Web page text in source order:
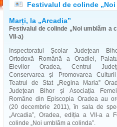
Festivalul de colinde
Marți, la „Arcadia”
Festivalul de colinde „Noi umblăm a
VII-a)
Inspectoratul Școlar Județean
Ortodoxă Română a Oradiei,
Elevilor Oradea, Centrul
Conservarea și Promovarea
Teatrul de Stat „Regina Maria”
Județean Bihor și Asociația
Române din Episcopia Oradea au
(20 decembrie 2011), în sala de
„Arcadia”, Oradea, ediția a VII-a a
colinde „Noi umblăm a colinda”.